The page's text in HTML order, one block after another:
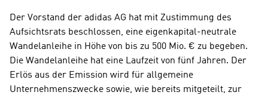
Der Vorstand der adidas AG hat mit Zustimmung des
Aufsichtsrats beschlossen, eine eigenkapital-neutrale
Wandelanleihe in Höhe von bis zu 500 Mio. € zu begeben.
Die Wandelanleihe hat eine Laufzeit von fünf Jahren. Der
Erlös aus der Emission wird für allgemeine
Unternehmenszwecke sowie, wie bereits mitgeteilt, zur